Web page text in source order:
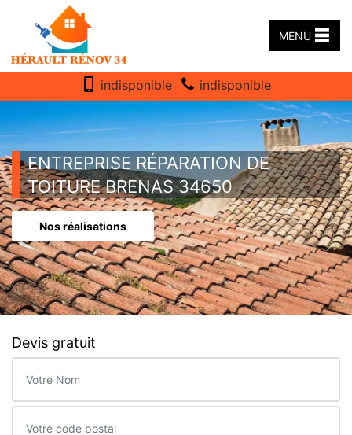
MENU
indisponible indisponible
ENTREPRISE RÉPARATION DE
TOITURE BRENAS 34650
Nos réalisations
Devis gratuit